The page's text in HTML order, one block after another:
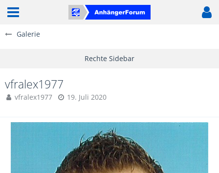
Galerie
vfralex1977
vfralex1977 19. Juli 2020